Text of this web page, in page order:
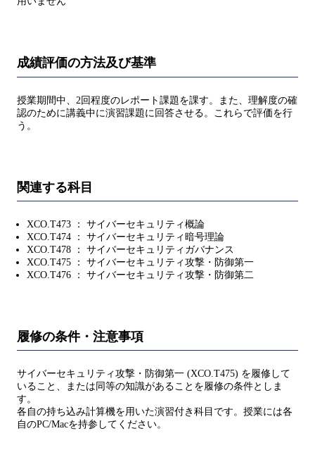
成績評価の方法及び基準
授業期間中、2回程度のレポート課題を課す。また、理解度の確
認のために講義中に演習課題に回答させる。これらで評価を行
う。
関連する科目
XCO.T473 ： サイバーセキュリティ概論
XCO.T474 ： サイバーセキュリティ暗号理論
XCO.T478 ： サイバーセキュリティガバナンス
XCO.T475 ： サイバーセキュリティ攻撃・防御第一
XCO.T476 ： サイバーセキュリティ攻撃・防御第二
履修の条件・注意事項
サイバーセキュリティ攻撃・防御第一 (XCO.T475) を履修して
いること、または同等の知識があることを履修の条件としま
す。
各自の持ち込み計算機を用いた演習付き科目です。授業には各
自のPC/Macを持参してください。